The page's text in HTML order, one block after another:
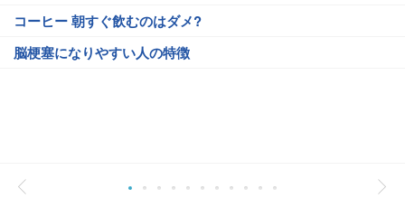
コーヒー 朝すぐ飲むのはダメ?
脳梗塞になりやすい人の特徴